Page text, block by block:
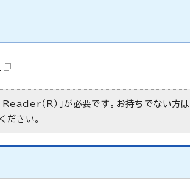
（R）」が必要です。お持ちでない方は
ださい。